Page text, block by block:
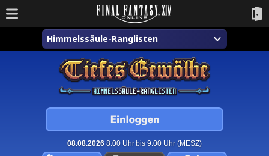
Himmelssäule-Ranglisten
08.08.20268:00 Uhr bis 9:00 Uhr (MESZ)